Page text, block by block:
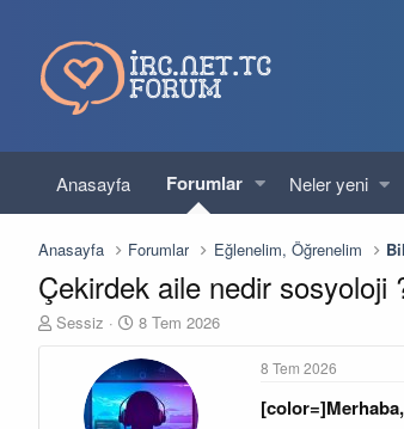
Anasayfa Forumlar Neler yeni
Anasayfa Forumlar Eğlenelim, Öğrenelim
Çekirdek aile nedir sosyoloji
K
Sessiz
B
ş
l
8 Tem 2026
8 Tem 2026